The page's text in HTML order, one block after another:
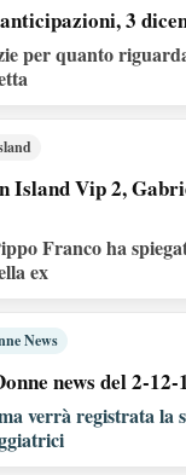
3
per quanto
Island Vip 2,
Franco ha
ex
News
news del 2-
verrà registrata la